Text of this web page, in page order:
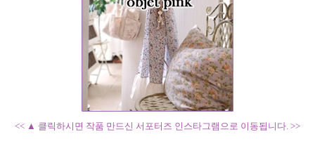
<< ▲ 클릭하시면 작품 만드신 서포터즈 인스타그램으로 이동됩니다. >>